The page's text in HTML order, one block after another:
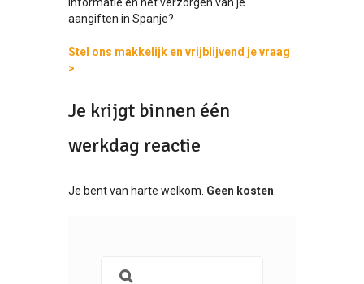
aangiften in Spanje?
Stel ons makkelijk en vrijblijvend je vraag
>
Je krijgt binnen één
werkdag reactie
Je bent van harte welkom. Geen kosten